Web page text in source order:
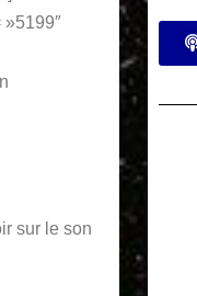
sur le son